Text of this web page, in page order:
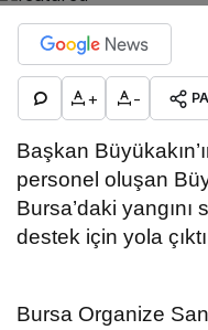
+ -
Başkan
personel oluşan
Bursa’daki yangını
destek için yola çıktı
Bursa Organize